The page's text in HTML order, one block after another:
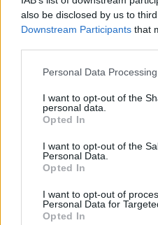
also be disclosed by us to
Downstream Participants that
Personal Data
I want to opt-out of the
personal data.
Opted In
I want to opt-out of the
Personal Data.
Opted In
I want to opt-out of
Personal Data for
Opted In
Εγγραφή
Αποδέχομαι
και την